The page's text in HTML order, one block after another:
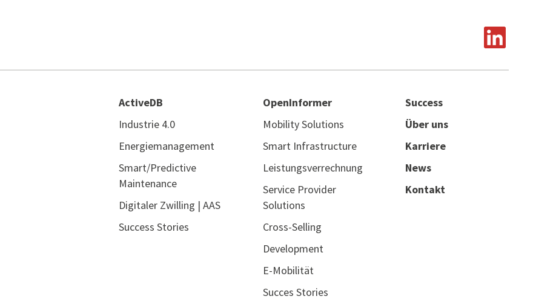
ActiveDB
Industrie 4.0
Energiemanagement
Smart/Predictive
Maintenance
Digitaler Zwilling | AAS
Success Stories
OpenInformer
Mobility Solutions
Smart Infrastructure
Leistungsverrechnung
Service Provider
Solutions
Cross-Selling
Development
E-Mobilität
Succes Stories
Success
Über uns
Karriere
News
Kontakt